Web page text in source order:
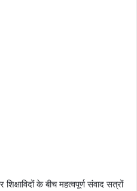
के बीच महत्वपूर्ण संवाद सत्रों